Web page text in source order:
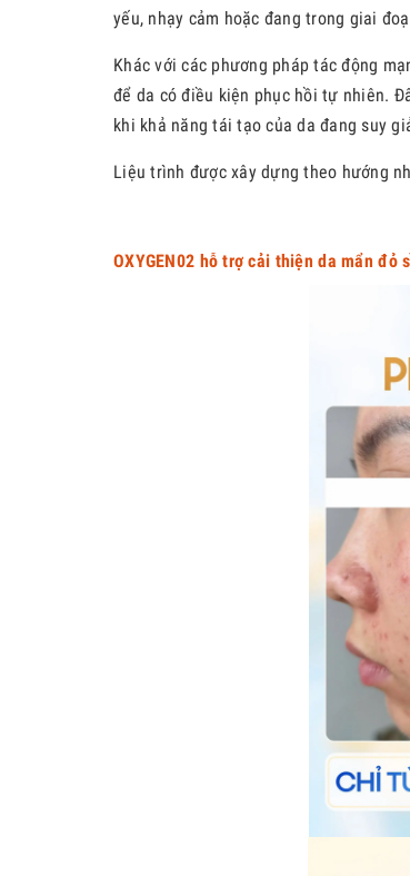
yếu, nhạy cảm hoặc đang trong giai
Khác với các phương pháp tác động
để da có điều kiện phục hồi tự nhiên.
khi khả năng tái tạo của da đang suy
Liệu trình được xây dựng theo hướng
OXYGEN02 hỗ trợ cải thiện da mẩn đỏ